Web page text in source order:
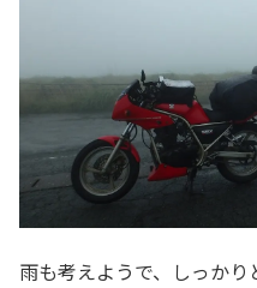
雨も考えようで、しっか